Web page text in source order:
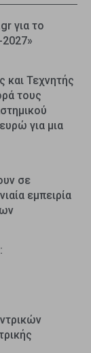
για το
και Τεχνητής
τους
για μια
σε
εμπειρία